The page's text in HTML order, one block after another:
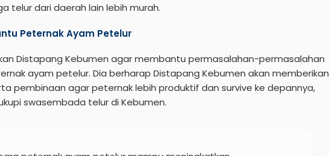
telur dari daerah lain lebih murah.
Peternak Ayam Petelur
Distapang Kebumen agar membantu permasalahan-permasalahan
ayam petelur. Dia berharap Distapang Kebumen akan memberikan
pembinaan agar peternak lebih produktif dan survive ke depannya,
swasembada telur di Kebumen.